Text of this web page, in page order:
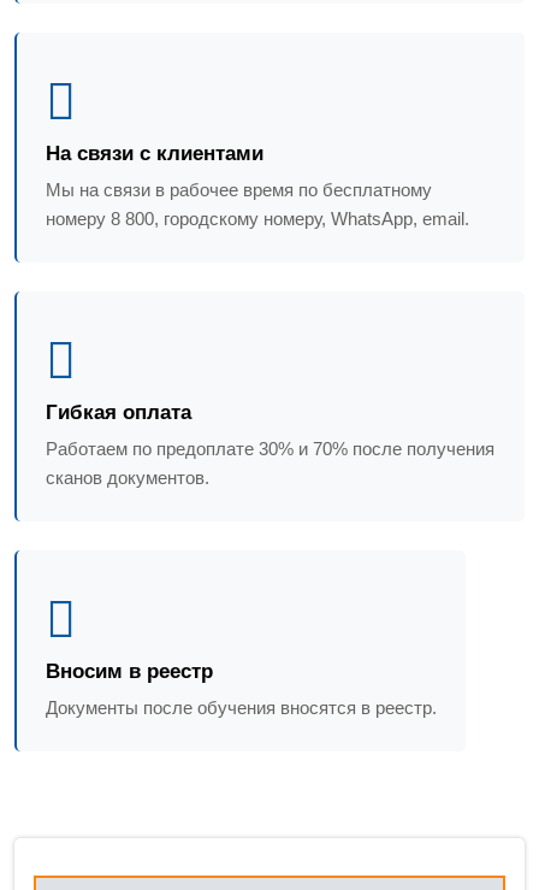
На связи с клиентами
Мы на связи в рабочее время по бесплатному
номеру 8 800, городскому номеру, WhatsApp, email.
Гибкая оплата
Работаем по предоплате 30% и 70% после получения
сканов документов.
Вносим в реестр
Документы после обучения вносятся в реестр.